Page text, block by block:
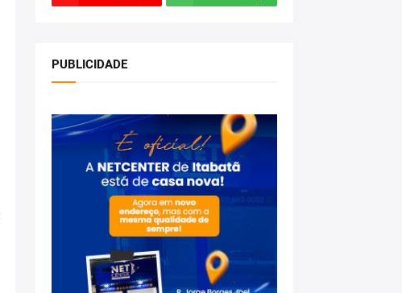
PUBLICIDADE